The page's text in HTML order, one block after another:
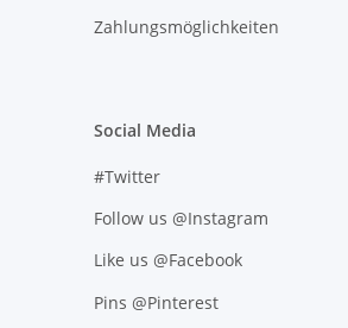
Zahlungsmöglichkeiten
Social Media
#Twitter
Follow us @Instagram
Like us @Facebook
Pins @Pinterest